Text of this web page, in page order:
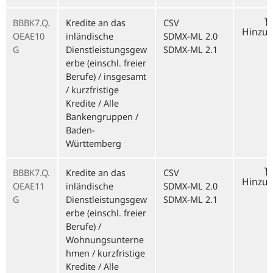
BBBK7.Q.
OEAE10
G
Kredite an das
inländische
Dienstleistungsgew
erbe (einschl. freier
Berufe) / insgesamt
/ kurzfristige
Kredite / Alle
Bankengruppen /
Baden-
Württemberg
CSV
SDMX-ML 2.0
SDMX-ML 2.1
BBBK7.Q.
OEAE11
G
Kredite an das
inländische
Dienstleistungsgew
erbe (einschl. freier
Berufe) /
Wohnungsunterne
hmen / kurzfristige
Kredite / Alle
CSV
SDMX-ML 2.0
SDMX-ML 2.1